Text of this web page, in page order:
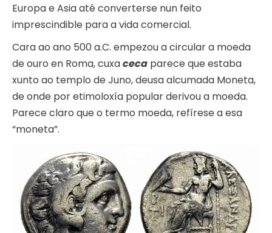
Europa e Asia até converterse nun feito
imprescindible para a vida comercial.
Cara ao ano 500 a.C. empezou a circular a moeda
de ouro en Roma, cuxaceca parece que estaba
xunto ao templo de Juno, deusa alcumada Moneta,
de onde por etimoloxía popular derivou a moeda.
Parece claro que o termo moeda, refírese a esa
“moneta”.